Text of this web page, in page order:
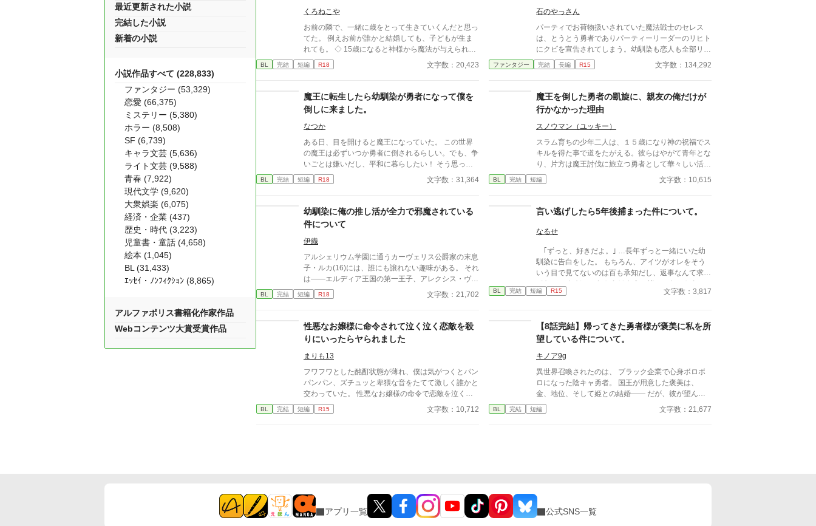
くろねこや
お前の隣で、一緒に歳をとって生きていくんだと思っ
てた。 例えお前が誰かと結婚しても、子どもが生ま
れても。 ◇ 15歳になると神様から魔法が与えられる
世界で、たった一人魔法が使えないイスト。 火魔法
と氷魔法を授かった幼馴染は冒険者になった。 オレ
け…。 ところが、そこへ謎の老婆が現れて…。 え？
オレも冒険者になれるの？ “古代種様”って何？！ ※
『横書き』方向に設定してお読みください。 ※『設
定 こぼれ話』は情報を追加・修正することがありま
BL 完結 短編 R18 文字数：20,423
石のやっさん
パーティでお荷物扱いされていた魔法戦士のセレス
は、とうとう勇者でありパーティーリーダーのリヒト
にクビを宣告されてしまう。幼馴染も恋人も全部リヒ
トの物で、居場所がどこにもない状態だった。 だ
が、此の状態は彼にとっては『本当の幸せ』を掴む事
度は違う切り口からのアプローチ。 追放の話しの一
話は、前作とかなり似ていますが2話からは、かなり
変わります。 こうご期待。
ファンタジー 完結 長編 R15 文字数：134,292
魔王に転生したら幼馴染が勇者になって僕を
倒しに来ました。
なつか
ある日、目を開けると魔王になっていた。 この世界
の魔王は必ずいつか勇者に倒されるらしい。でも、争
いごとは嫌いだし、平和に暮らしたい！ そう思って
魔界作りをがんばっていたのに、突然やってきた勇者
にあっさりと敗北。 死ぬ直前に過去を思い出して、
ど、もうどうしようもない。 次、生まれ変わるとし
たらもう魔王は嫌だな、と思いながら再び目を覚ます
と、なぜかベッドにつながれていた――。 6話完結の
短編です。前半は受けの魔王視点。後半は攻めの勇者
視点。 性描写は最終話のみに入ります。 ※注意 ・攻
めは過去に女性と関係を持っていますが、詳細な描写
はありません。 ・多少の流血表現があるため、「残
酷な描写あり」タグを保険としてつけています。
BL 完結 短編 R18 文字数：31,364
魔王を倒した勇者の凱旋に、親友の俺だけが
行かなかった理由
スノウマン（ユッキー）
スラム育ちの少年二人は、１５歳になり神の祝福でス
キルを得た事で道をたがえる。彼らはやがて青年とな
り、片方は魔王討伐に旅立つ勇者として華々しい活躍
をし、もう片方はただ彼の帰還を待つ相変わらずスラ
ム暮らしの存在となる。 これは何も持たない青年が
覚両片想いの勇者×親友。 読了後、もう一度だけ読み
直して頂けると何か見える世界が変わるかもしれませ
ん。
BL 完結 短編 文字数：10,615
幼馴染に俺の推し活が全力で邪魔されている
件について
伊織
アルシェリウム学園に通うカーヴェリス公爵家の末息
子・ルカ(16)には、誰にも譲れない趣味がある。 それ
は――エルディア王国の第一王子、アレクシス・ヴァ
ルクレスト殿下(19)を“推す”こと。 学園生活は、殿下
の凛々しい姿を眺め、心の中で歓声を上げる、至福の
オン・モントクロワ(19)によって崩される。 「ルカ、
殿下はやめておけ」 勘違いしたレオンの妨害は日に
日にエスカレート。 しかも殿下まで何やら距離を詰
めてきて――。 推し活と恋愛の狭間で揺れる、王国
学園ラブコメディ。 ※誤字脱字など、修正中です。 1
1/2～ゆっくり更新です。
BL 完結 短編 R18 文字数：21,702
言い逃げしたら5年後捕まった件について。
なるせ
｢ずっと、好きだよ。｣ …長年ずっと一緒にいた幼
馴染に告白をした。 もちろん、アイツがオレをそう
いう目で見てないのは百も承知だし、返事なんて求め
てない。 ただ、これからはもう一緒にいないから…
想いを伝えるぐらい、許してくれ。 そう思って告
てるわけ！？ ーーーーー 美形×平凡っていいですよ
ね、、、、
BL 完結 短編 R15 文字数：3,817
性悪なお嬢様に命令されて泣く泣く恋敵を殺
りにいったらヤられました
まりも13
フワフワとした酩酊状態が薄れ、僕は気がつくとパン
パンパン、ズチュッと卑猥な音をたてて激しく誰かと
交わっていた。 性悪なお嬢様の命令で恋敵を泣く泣
く殺りに行ったら逆にヤラれちゃった、ちょっとアホ
な子の話です。 （ムーンライトノベルにも掲載して
BL 完結 短編 R15 文字数：10,712
【8話完結】帰ってきた勇者様が褒美に私を所
望している件について。
キノア9g
異世界召喚されたのは、 ブラック企業で心身ボロボ
ロになった陰キャ勇者。 国王が用意した褒美は、
金、地位、そして姫との結婚―― だが、彼が望んだ
のは「何の能力もない第三王子」だった。 顔だけ王
子と蔑まれ、周囲から期待されなかったリュシアン。
BL 完結 短編 文字数：21,677
最近更新された小説
完結した小説
新着の小説
小説作品すべて (228,833)
ファンタジー (53,329)
恋愛 (66,375)
ミステリー (5,380)
ホラー (8,508)
SF (6,739)
キャラ文芸 (5,636)
ライト文芸 (9,588)
青春 (7,922)
現代文学 (9,620)
大衆娯楽 (6,075)
経済・企業 (437)
歴史・時代 (3,223)
児童書・童話 (4,658)
絵本 (1,045)
BL (31,433)
ｴｯｾｲ・ﾉﾝﾌｨｸｼｮﾝ (8,865)
アルファポリス書籍化作家作品
Webコンテンツ大賞受賞作品
アプリ一覧 公式SNS一覧